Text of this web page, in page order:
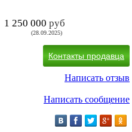
1 250 000 руб
(28.09.2025)
Контакты продавца
Написать отзыв
Написать сообщение